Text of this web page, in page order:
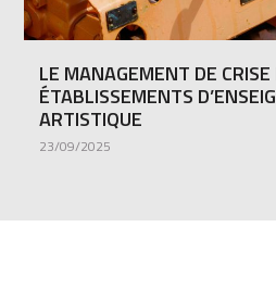
LE MANAGEMENT DE
ÉTABLISSEMENTS
ARTISTIQUE
23/09/2025